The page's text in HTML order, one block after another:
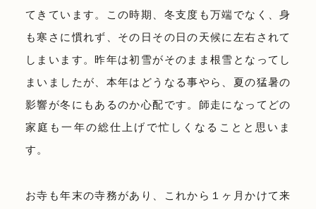
てきています。この時期、冬支度も万端でなく、身
も寒さに慣れず、その日その日の天候に左右されて
しまいます。昨年は初雪がそのまま根雪となってし
まいましたが、本年はどうなる事やら、夏の猛暑の
影響が冬にもあるのか心配です。師走になってどの
家庭も一年の総仕上げで忙しくなることと思いま
す。
お寺も年末の寺務があり、これから１ヶ月かけて来